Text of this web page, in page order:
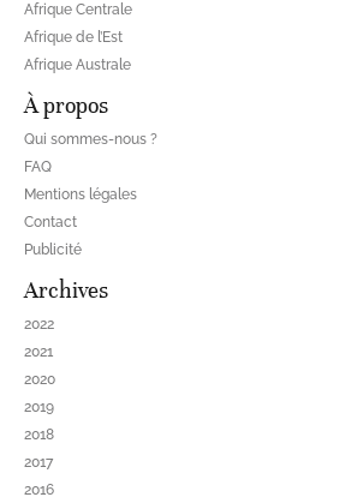
Afrique Centrale
Afrique de l’Est
Afrique Australe
À propos
Qui sommes-nous ?
FAQ
Mentions légales
Contact
Publicité
Archives
2022
2021
2020
2019
2018
2017
2016